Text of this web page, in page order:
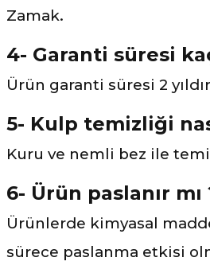
Zamak.
4- Garanti süresi
Ürün garanti süresi 2
5- Kulp temizliği
Kuru ve nemli bez ile
6- Ürün paslanır mı
Ürünlerde kimyasal
sürece paslanma etkisi